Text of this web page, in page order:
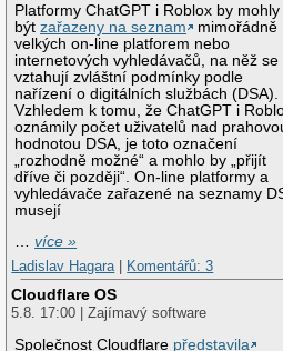
Platformy ChatGPT i Roblox by mohly
býtzařazeny na seznam
mimořádně
velkých on-line platforem nebo
internetových vyhledávačů, na něž se
vztahují zvláštní podmínky podle
nařízení o digitálních službách (DSA).
Vzhledem k tomu, že ChatGPT i
oznámily počet uživatelů nad
hodnotou DSA, je toto označení
„rozhodně možné“ a mohlo by „přijít
dříve či později“. On-line platformy a
vyhledávače zařazené na seznamy
musejí
…více »
Ladislav Hagara
Komentářů: 3
Cloudflare OS
5.8. 17:00 | Zajímavý software
Společnost Cloudflare představila